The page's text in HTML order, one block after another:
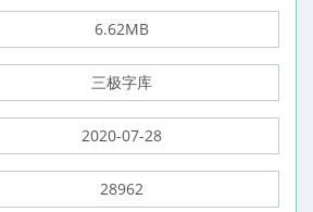
6.62MB
三极字库
2020-07-28
28962